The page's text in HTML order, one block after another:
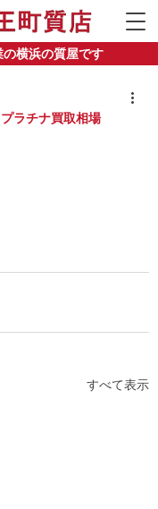
横浜の質屋です
ラチナ買取相場
すべて表示